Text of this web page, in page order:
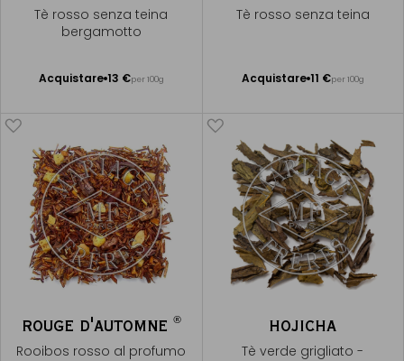
Tè rosso senza teina
bergamotto
Acquistare 13 €per 100g
Aggiungere
Tè rosso senza teina
Acquistare 11 €per 100g
Aggiungere
ROUGE D'AUTOMNE ®
Rooibos rosso al profumo
HOJICHA
Tè verde grigliato -